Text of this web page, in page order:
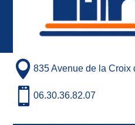
835 Avenue de la Croix
06.30.36.82.07